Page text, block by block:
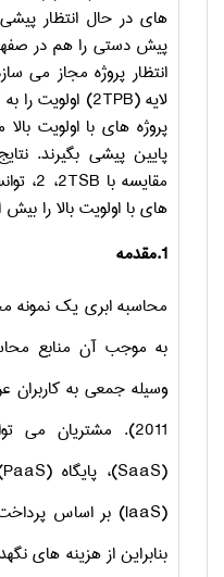
های در حال انتظار
پیش دستی را هم در
انتظار پروژه مجاز می
لایه (2TPB) اولویت را
پروژه های با اولویت
پایین پیشی بگیرند.
مقایسه با 2TSB
، 2،
های با اولویت بالا را بیش از 25 درصد کاهش
1.مقدمه
محاسبه ابری یک نمونه
به موجب آن منابع
وسیله جمعی به
2011). مشتریان می
(
SaaS)، پایگاه (PaaS
(
IaaS) بر اساس پرداخت
بنابراین از هزینه های